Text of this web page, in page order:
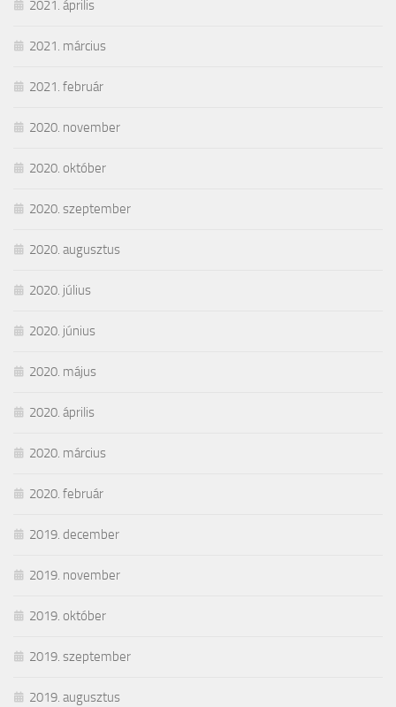
2021. április
2021. március
2021. február
2020. november
2020. október
2020. szeptember
2020. augusztus
2020. július
2020. június
2020. május
2020. április
2020. március
2020. február
2019. december
2019. november
2019. október
2019. szeptember
2019. augusztus